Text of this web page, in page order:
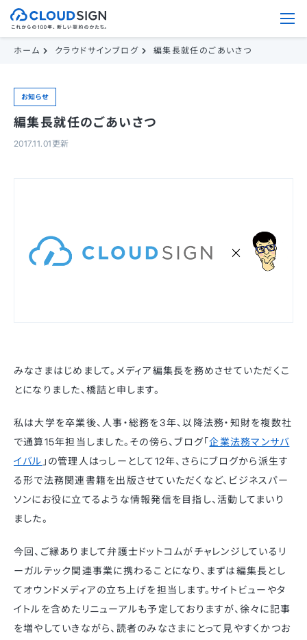
ホーム クラウドサインブログ 編集長就任のごあいさつ
お知らせ
編集長就任のごあいさつ
2017.11.01更新
みなさまはじめまして。メディア編集長を務めさせていただくこ
とになりました、橋詰と申します。
私は大学を卒業後、人事・総務を3年、以降法務・知財を複数社
で通算15年担当しました。その傍ら、ブログ「企業法務マンサバ
イバル 」の管理人はっしーとして12年、さらにブログから派生す
る形で法務関連書籍を出版させていただくなど、ビジネスパー
ソンにお役に立てるような情報発信を目指し、活動してまいり
ました。
今回、ご縁ありまして弁護士ドットコムがチャレンジしているリ
ーガルテック関連事業に携わることになり、まずは編集長とし
てオウンドメディアの立ち上げを担当します。サイトビューやタ
イトルを含めたリニューアルも予定しておりますが、徐々に記事
を増やしていきながら、読者のみなさまにとって見やすくかつお